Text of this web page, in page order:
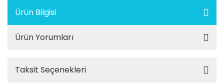
Ürün Bilgisi
Ürün Yorumları
Taksit Seçenekleri